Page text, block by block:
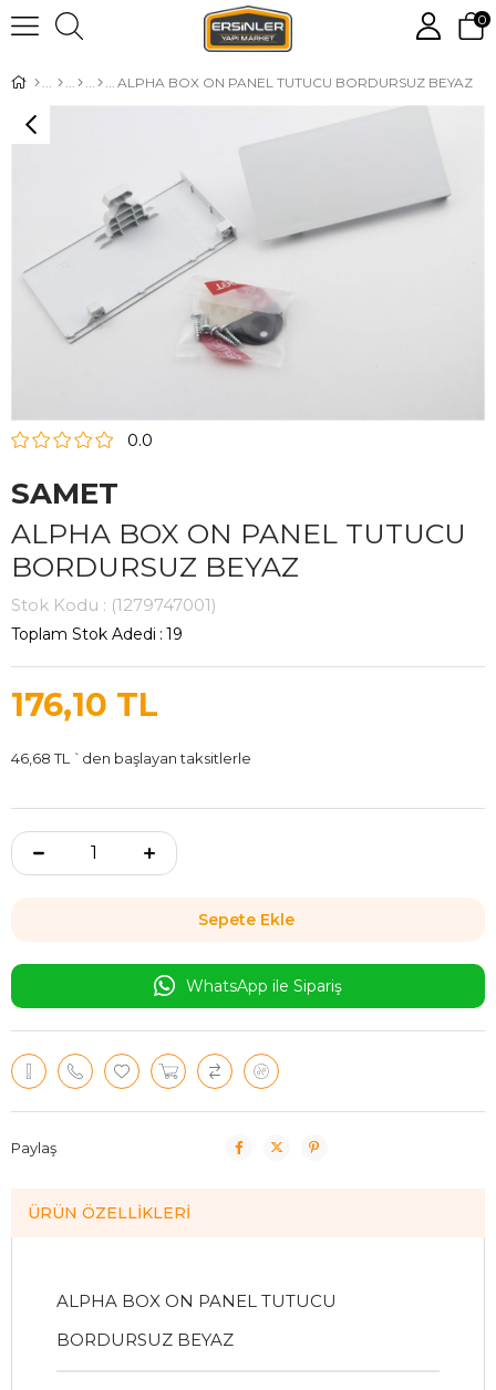
0
ALPHA BOX ON PANEL TUTUCU BORDURSUZ BEYAZ
0.0
SAMET
ALPHA BOX ON PANEL TUTUCU
BORDURSUZ BEYAZ
Stok Kodu (1279747001)
Toplam Stok Adedi : 19
176,10 TL
46,68 TL `den başlayan taksitlerle
WhatsApp ile Sipariş
Paylaş
ÜRÜN ÖZELLIKLERI
ALPHA BOX ON PANEL TUTUCU
BORDURSUZ BEYAZ